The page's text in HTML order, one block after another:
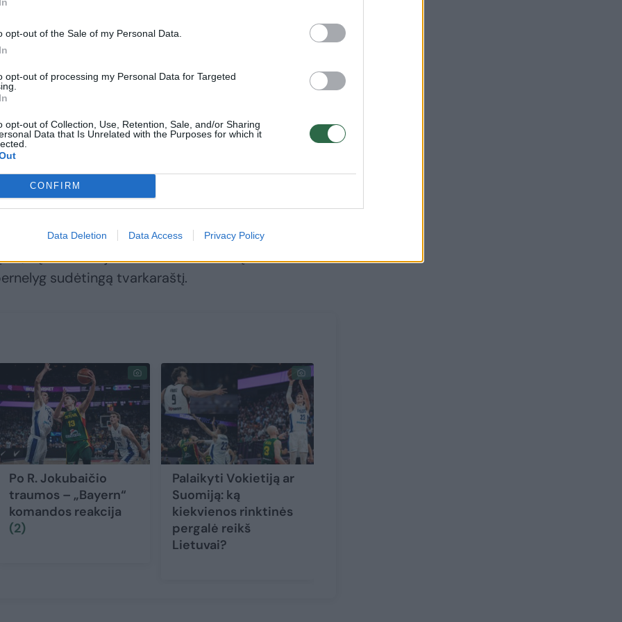
opt-out of the Sale of my Personal Data.
opt-out of processing my Personal Data for Targeted
opt-out of Collection, Use, Retention, Sale, and/or Sharing
Data that Is Unrelated with the Purposes for which it
CONFIRM
Data Deletion Data Access Privacy Policy
– reagavo buvęs R.Jokubaičio klubas „Barcelona“,
nuo 2021-ųjų iki 2024-ųjų.
Išlik stiprus, Rokai. Greito sveikimo“, –
sporto komentatorius Oleksandras Prošuta.
– apie R.Jokubaitį rašė žymus Graikijos
ką akcentuoja ir ne vienas rinktinių treneris ar
sudėtingą tvarkaraštį.
Po R. Jokubaičio
traumos – „Bayern“
komandos reakcija
(2)
Palaikyti Vokietiją ar
Suomiją: ką
kiekvienos rinktinės
pergalė reikš
Lietuvai?